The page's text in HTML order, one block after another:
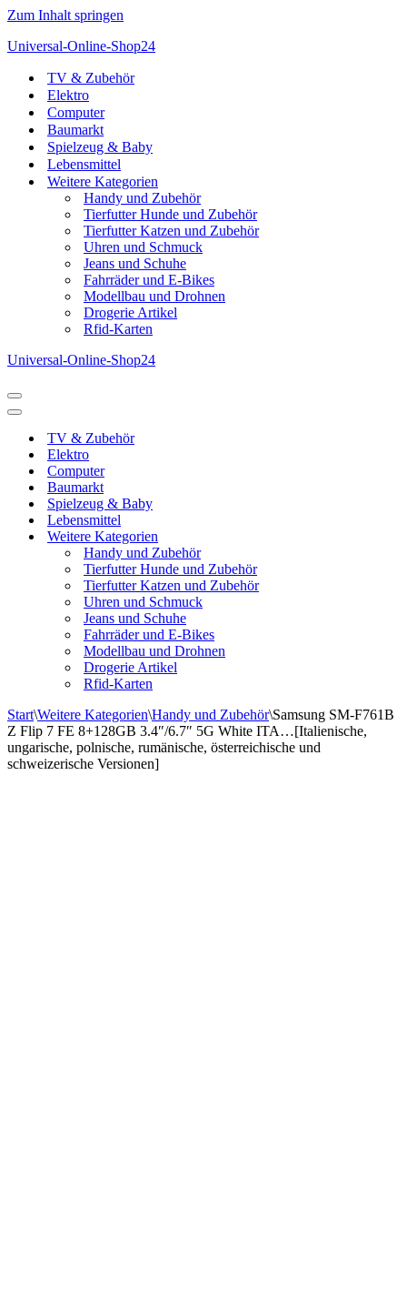
Zum Inhalt springen
Universal-Online-Shop24
TV & Zubehör
Elektro
Computer
Baumarkt
Spielzeug & Baby
Lebensmittel
Weitere Kategorien
Handy und Zubehör
Tierfutter Hunde und Zubehör
Tierfutter Katzen und Zubehör
Uhren und Schmuck
Jeans und Schuhe
Fahrräder und E-Bikes
Modellbau und Drohnen
Drogerie Artikel
Rfid-Karten
Universal-Online-Shop24
Navigationsmenü
Navigationsmenü
TV & Zubehör
Elektro
Computer
Baumarkt
Spielzeug & Baby
Lebensmittel
Weitere Kategorien
Handy und Zubehör
Tierfutter Hunde und Zubehör
Tierfutter Katzen und Zubehör
Uhren und Schmuck
Jeans und Schuhe
Fahrräder und E-Bikes
Modellbau und Drohnen
Drogerie Artikel
Rfid-Karten
Start\Weitere Kategorien\Handy und Zubehör\Samsung SM-F761B
Z Flip 7 FE 8+128GB 3.4″/6.7″ 5G White ITA…[Italienische,
ungarische, polnische, rumänische, österreichische und
schweizerische Versionen]